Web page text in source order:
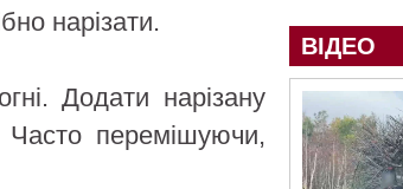
нарізати.
Додати нарізану
перемішуючи,
ВІДЕО